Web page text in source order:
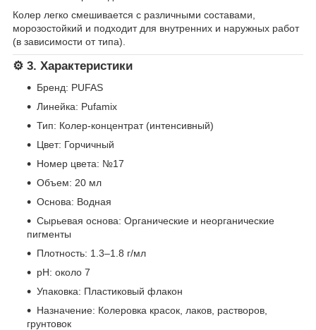
Колер легко смешивается с различными составами,
морозостойкий и подходит для внутренних и наружных работ
(в зависимости от типа).
⚙️ 3. Характеристики
Бренд: PUFAS
Линейка: Pufamix
Тип: Колер-концентрат (интенсивный)
Цвет: Горчичный
Номер цвета: №17
Объем: 20 мл
Основа: Водная
Сырьевая основа: Органические и неорганические
пигменты
Плотность: 1.3–1.8 г/мл
pH: около 7
Упаковка: Пластиковый флакон
Назначение: Колеровка красок, лаков, растворов,
грунтовок